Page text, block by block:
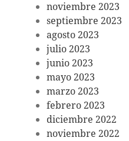
noviembre 2023
septiembre 2023
agosto 2023
julio 2023
junio 2023
mayo 2023
marzo 2023
febrero 2023
diciembre 2022
noviembre 2022